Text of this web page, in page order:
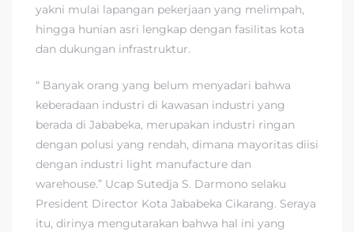
yakni mulai lapangan pekerjaan yang melimpah,
hingga hunian asri lengkap dengan fasilitas kota
dan dukungan infrastruktur.
“ Banyak orang yang belum menyadari bahwa
keberadaan industri di kawasan industri yang
berada di Jababeka, merupakan industri ringan
dengan polusi yang rendah, dimana mayoritas diisi
dengan industri light manufacture dan
warehouse.” Ucap Sutedja S. Darmono selaku
President Director Kota Jababeka Cikarang. Seraya
itu, dirinya mengutarakan bahwa hal ini yang